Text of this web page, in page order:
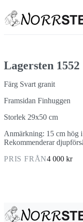
Lagersten 1552
Färg Svart granit
Framsidan Finhuggen
Storlek 29x50 cm
Anmärkning: 15 cm hög
Rekommenderar
PRIS FRÅN4 000 kr